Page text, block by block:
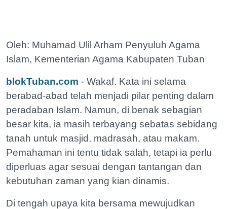
Oleh: Muhamad Ulil Arham Penyuluh Agama
Islam, Kementerian Agama Kabupaten Tuban
blokTuban.com - Wakaf. Kata ini selama
berabad-abad telah menjadi pilar penting dalam
peradaban Islam. Namun, di benak sebagian
besar kita, ia masih terbayang sebatas sebidang
tanah untuk masjid, madrasah, atau makam.
Pemahaman ini tentu tidak salah, tetapi ia perlu
diperluas agar sesuai dengan tantangan dan
kebutuhan zaman yang kian dinamis.
Di tengah upaya kita bersama mewujudkan